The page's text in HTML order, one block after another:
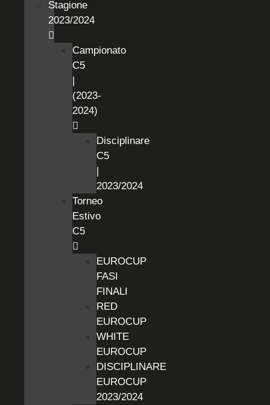
Stagione
2023/2024
Campionato
C5
|
(2023-
2024)
Disciplinare
C5
|
2023/2024
Torneo
Estivo
C5
EUROCUP
FASI
FINALI
RED
EUROCUP
WHITE
EUROCUP
DISCIPLINARE
EUROCUP
2023/2024